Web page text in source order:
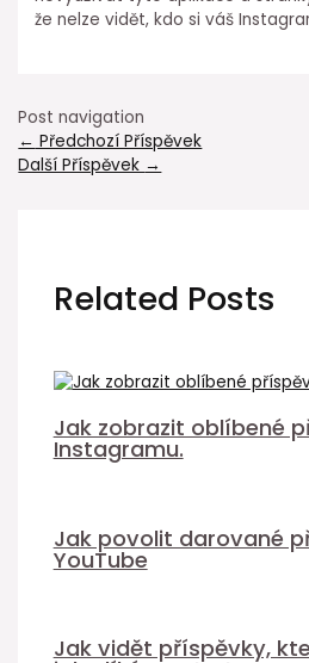
že nelze vidět, kdo si váš
Post navigation
← Předchozí Příspěvek
Další Příspěvek →
Related Posts
Jak zobrazit oblíbené
Instagramu.
Jak povolit darované
YouTube
Jak vidět příspěvky,